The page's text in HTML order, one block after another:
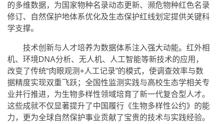
的多维数据，为国家物种名录动态更新、濒危物种红色名录
修订、自然保护地体系优化及生态保护红线划定提供关键科
学支撑。
技术创新与人才培养为数据体系注入强大动能。红外相
机、环境DNA分析、无人机、人工智能等新技术的应用，
改变了传统“肉眼观测+人工记录”的模式，使调查效率与数
据精度实现双重飞跃；全国性监测实践与高校生态学相关专
业并行推进，为生物多样性领域培育了新一代复合型人才。
这些成就不仅显著提升了中国履行《生物多样性公约》的能
力，更为全球自然保护事业贡献了宝贵的技术与实践经验。